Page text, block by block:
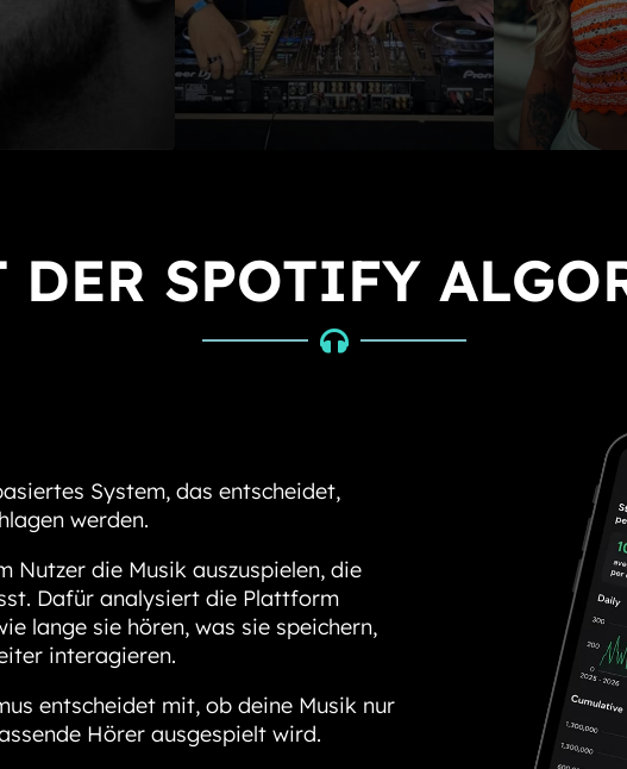
DER SPOTIFY

System, das entscheidet,
werden.
Nutzer die Musik auszuspielen, die
Dafür analysiert die Plattform
lange sie hören, was sie speichern,
interagieren.
entscheidet mit, ob deine Musik nur
Hörer ausgespielt wird.